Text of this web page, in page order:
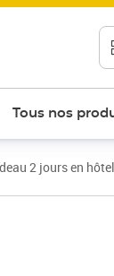
Tous nos
2 jours en